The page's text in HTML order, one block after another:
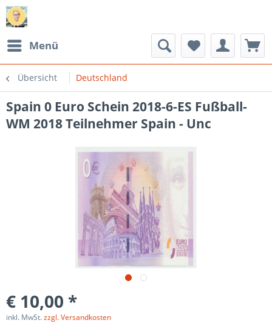
Menü
Übersicht Deutschland
Spain 0 Euro Schein 2018-6-ES Fußball-
WM 2018 Teilnehmer Spain - Unc
€ 10,00 *
inkl. MwSt.zzgl. Versandkosten